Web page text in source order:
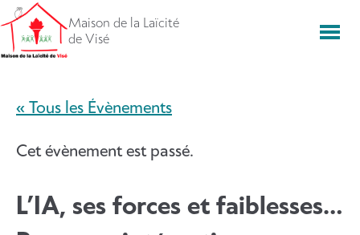
Aller
directement
vers
Maison de la Laïcité
de Visé
« Tous les Évènements
Cet évènement est passé.
L’IA, ses forces et faiblesses…